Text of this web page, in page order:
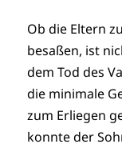
Ob die Eltern
besaßen, ist
dem Tod des
die minimale
zum Erliegen
konnte der